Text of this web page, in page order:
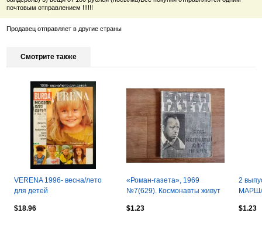
почтовым отправлением !!!!!!
Продавец отправляет в другие страны
Смотрите также
VERENA 1996- весна/лето
для детей
$18.96
«Роман-газета», 1969
№7(629). Космонавты живут
$1.23
2
$1.23